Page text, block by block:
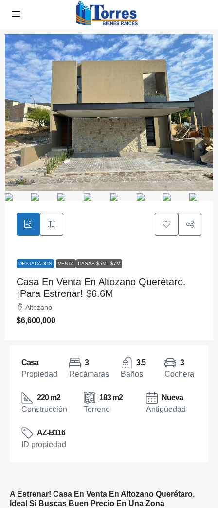
DESTACADOS VENTA CASAS $5M - $7M
Casa En Venta En Altozano Querétaro.
¡Para Estrenar! $6.6M
Altozano
$6,600,000
Casa
Propiedad
3
Recámaras
3.5
Baños
3
Cochera
220 m2
Construcción
183 m2
Terreno
Nueva
Antigüedad
AZ-B116
ID propiedad
A Estrenar! Casa En Venta En Altozano Querétaro,
Ideal Si Buscas Buen Precio En Una Zona